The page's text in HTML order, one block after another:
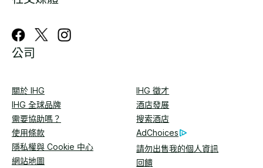
公司
關於 IHG
IHG 徵才
IHG 全球品牌
酒店發展
需要協助嗎？
搜索酒店
使用條款
AdChoices
隱私權與 Cookie 中心
請勿出售我的個人資訊
網站地圖
回饋